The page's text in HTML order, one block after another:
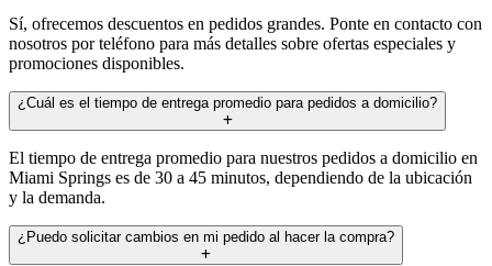
Sí, ofrecemos descuentos en pedidos grandes. Ponte en contacto con
nosotros por teléfono para más detalles sobre ofertas especiales y
promociones disponibles.
¿Cuál es el tiempo de entrega promedio para pedidos a domicilio?
El tiempo de entrega promedio para nuestros pedidos a domicilio en
Miami Springs es de 30 a 45 minutos, dependiendo de la ubicación
y la demanda.
¿Puedo solicitar cambios en mi pedido al hacer la compra?